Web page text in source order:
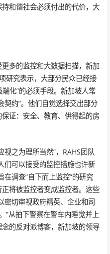
和谐社会必须付出的代价，大
多的监控和大数据扫描，新加
研究表示，大部分民众已经接
端化”的必须手段。新加坡人常
契约”。他们自觉选择交出部分
证：安全、教育、供得起的房
之为理所当然”，RAHS团队
们可以接受的监控措施也许新
调查“自下而上监控”的研究
将被监控者变成监控者。这些
密切审视政府精英、企业和司
从拍下警察在警车内睡觉并上
的反对派博客，新加坡的领导